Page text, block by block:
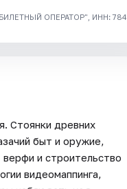
ОПЕРАТОР", ИНН:
Стоянки древних
быт и оружие,
и строительство
видеомаппинга,